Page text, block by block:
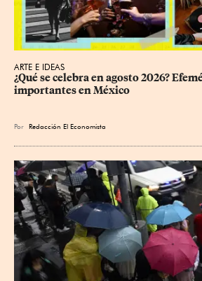
ARTE E IDEAS
¿Qué se celebra en agosto 2026?
importantes en México
Por Redacción El Economista